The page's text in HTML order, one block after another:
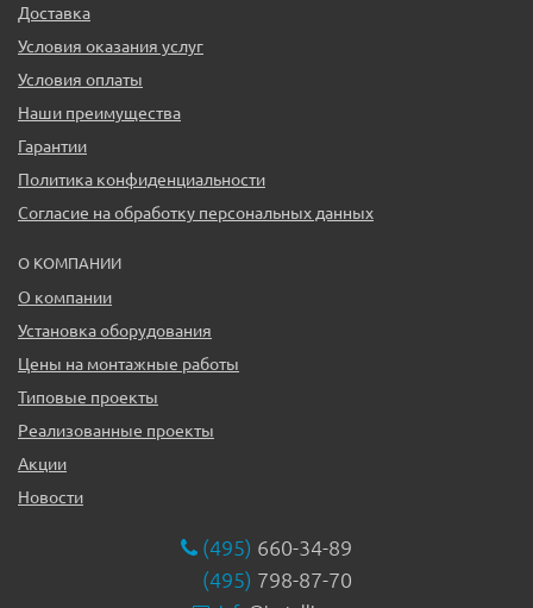
Доставка
Условия оказания услуг
Условия оплаты
Наши преимущества
Гарантии
Политика конфиденциальности
Согласие на обработку персональных данных
О КОМПАНИИ
О компании
Установка оборудования
Цены на монтажные работы
Типовые проекты
Реализованные проекты
Акции
Новости
(495) 660-34-89
(495) 798-87-70